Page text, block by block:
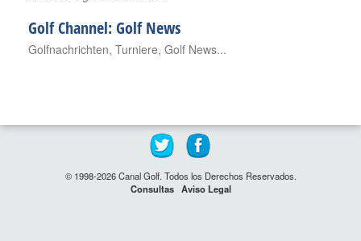
Golf Channel: Golf News
Golfnachrichten, Turniere, Golf News...
© 1998-2026 Canal Golf. Todos los Derechos Reservados.
Consultas Aviso Legal